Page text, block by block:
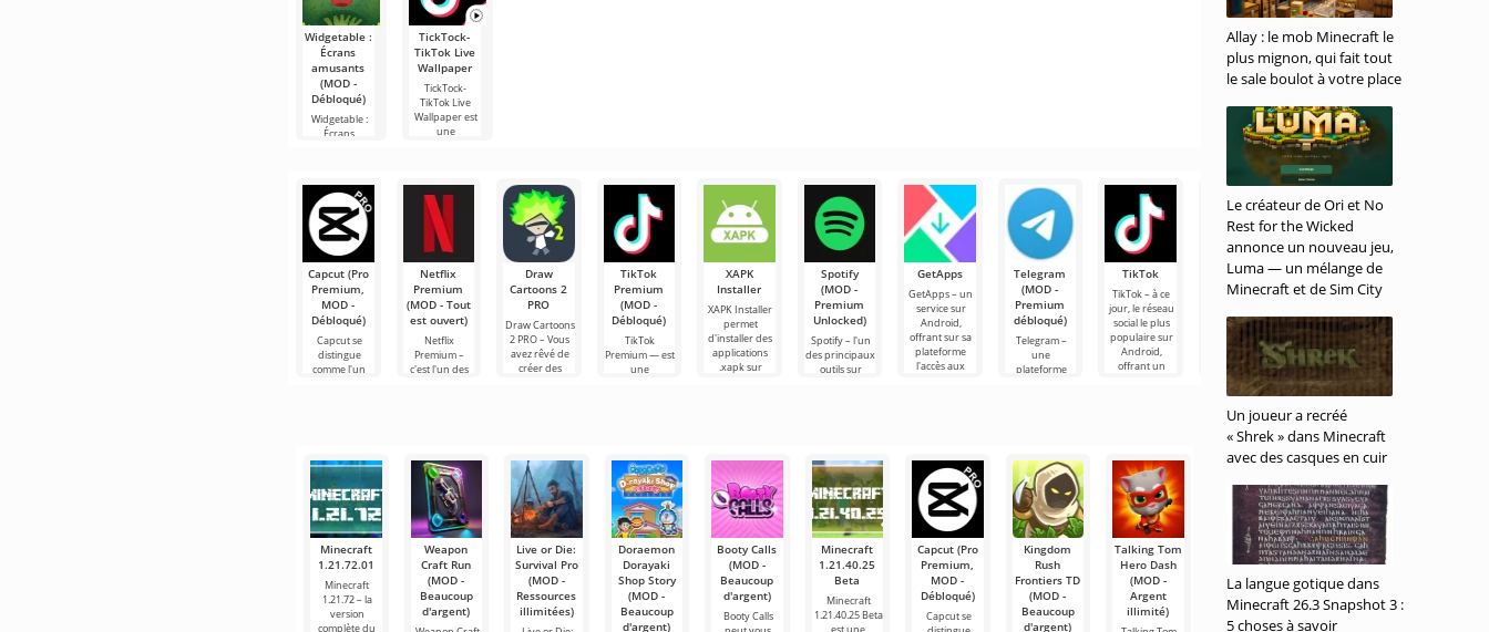
Widgetable :
Écrans
amusants
(MOD -
Débloqué)
Widgetable :
Écrans
utile sur
Android pour
la
personnalisation
TickTock-
TikTok Live
Wallpaper
TickTock-
TikTok Live
Wallpaper est
une
vous permet
de
Capcut (Pro
Premium,
MOD -
Débloqué)
Capcut se
distingue
comme l'un
Netflix
Premium
(MOD - Tout
est ouvert)
Netflix
Premium –
c'est l'un des
Draw
Cartoons 2
PRO
Draw Cartoons
2 PRO – Vous
avez rêvé de
créer des
TikTok
Premium
(MOD -
Débloqué)
TikTok
Premium — est
une
XAPK
Installer
XAPK Installer
permet
d'installer des
applications
.xapk sur
Spotify
(MOD -
Premium
Unlocked)
Spotify – l'un
des principaux
outils sur
GetApps
GetApps – un
service sur
Android,
offrant sur sa
plateforme
l'accès aux
Telegram
(MOD -
Premium
débloqué)
Telegram –
une
plateforme
des
TikTok
TikTok – à ce
jour, le réseau
social le plus
populaire sur
Android,
offrant un
Planner 5D
(MOD -
Planner 5D –
une
application
Android qui
permet de
concevoir
l'intérieur
d'une pièce en
modèles 2D
Widgetable :
Écrans
(MOD -
Débloqué)
Widgetable :
Écrans
amusants -
une
application très
utile sur
Android pour
la
personnalisation
de
Minecraft
1.21.72.01
Minecraft
1.21.72 – la
version
complète du
Weapon
Craft Run
(MOD -
Beaucoup
d'argent)
Live or Die:
Survival Pro
(MOD -
Ressources
illimitées)
Doraemon
Dorayaki
Shop Story
(MOD -
Beaucoup
d'argent)
Booty Calls
(MOD -
Beaucoup
d'argent)
Booty Calls
Minecraft
1.21.40.25
Beta
Minecraft
1.21.40.25 Beta
Capcut (Pro
Premium,
MOD -
Débloqué)
Capcut se
Kingdom
Rush
Frontiers TD
(MOD -
Beaucoup
d'argent)
Talking Tom
Hero Dash
(MOD -
Argent
illimité)
Youtubers
Life: Gaming
Channel
(MOD -
débloqué)
Dudka Brawl
Dudka Brawl
est une
variante d'une
version d'un
Allay : le mob Minecraft le
plus mignon, qui fait tout
le sale boulot à votre place
Le créateur de Ori et No
Rest for the Wicked
annonce un nouveau jeu,
Luma — un mélange de
Minecraft et de Sim City
Un joueur a recréé
« Shrek » dans Minecraft
avec des casques en cuir
La langue gotique dans
Minecraft 26.3 Snapshot 3 :
5 choses à savoir